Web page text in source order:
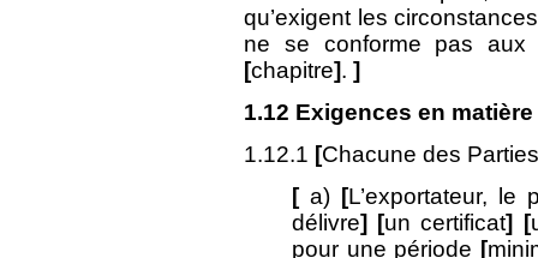
qu’exigent les
ne se conforme pas aux
[chapitre]. ]
1.12 Exigences en
1.12.1 [Chacune des
[ a) [L’exportateur, le
délivre] [un certificat] [
pour une période [